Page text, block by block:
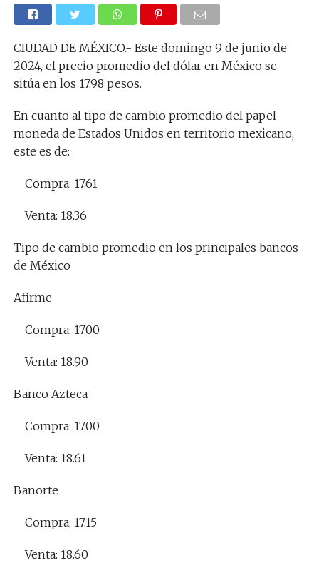
CIUDAD DE MÉXICO.- Este domingo 9 de junio de
2024, el precio promedio del dólar en México se
sitúa en los 17.98 pesos.
En cuanto al tipo de cambio promedio del papel
moneda de Estados Unidos en territorio mexicano,
este es de:
Compra: 17.61
Venta: 18.36
Tipo de cambio promedio en los principales bancos
de México
Afirme
Compra: 17.00
Venta: 18.90
Banco Azteca
Compra: 17.00
Venta: 18.61
Banorte
Compra: 17.15
Venta: 18.60